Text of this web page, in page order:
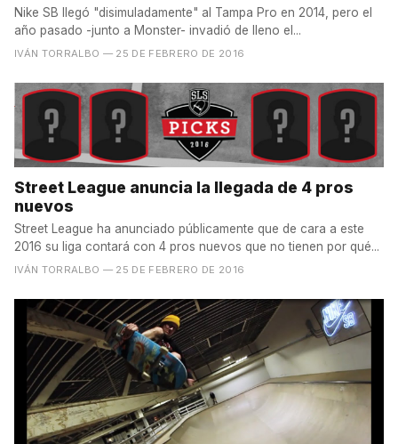
Nike SB llegó "disimuladamente" al Tampa Pro en 2014, pero el
año pasado -junto a Monster- invadió de lleno el...
IVÁN TORRALBO — 25 DE FEBRERO DE 2016
Street League anuncia la llegada de 4 pros
nuevos
Street League ha anunciado públicamente que de cara a este
2016 su liga contará con 4 pros nuevos que no tienen por qué...
IVÁN TORRALBO — 25 DE FEBRERO DE 2016